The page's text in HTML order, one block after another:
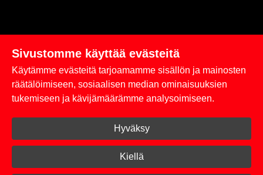
Linkit
Rekisteriseloste
Toimitus- ja maksuehdot
Kirjaudu sisään
Sivustomme käyttää evästeitä
Käytämme evästeitä tarjoamamme sisällön ja mainosten
räätälöimiseen, sosiaalisen median ominaisuuksien
tukemiseen ja kävijämäärämme analysoimiseen.
Hyväksy
Kiellä